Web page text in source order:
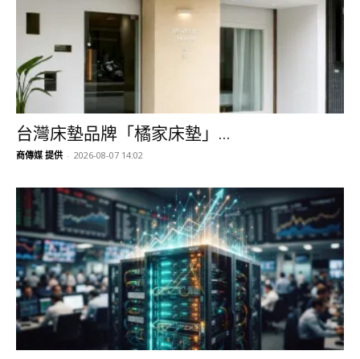
台灣床墊品牌「橘家床墊」...
商傳媒 提供 - 2026-08-07 14:02